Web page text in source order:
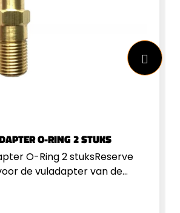
O-RING 2 STUKS
O-Ring 2 stuksReserve
de vuladapter van de